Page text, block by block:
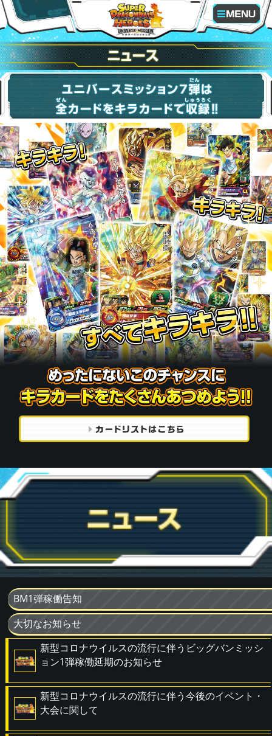
BM1弾稼働告知
大切なお知らせ
新型コロナウイルスの流行に伴うビッグバンミッシ
ョン1弾稼働延期のお知らせ
新型コロナウイルスの流行に伴う今後のイベント・
大会に関して